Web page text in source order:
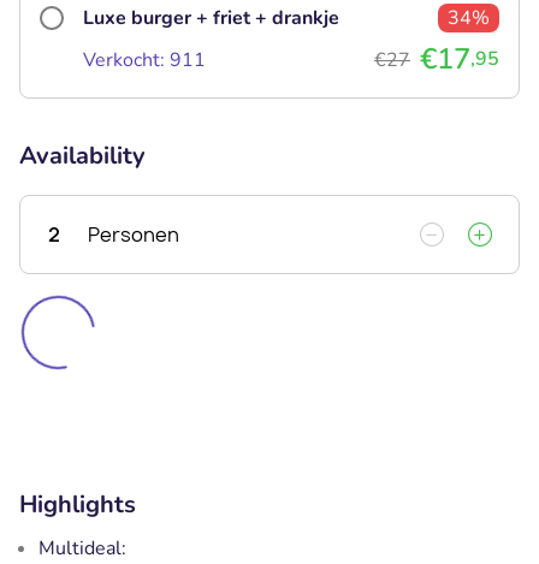
Luxe burger + friet + drankje
34%
Verkocht: 911
€27 €17,95
Availability
2 Personen
Highlights
Multideal: